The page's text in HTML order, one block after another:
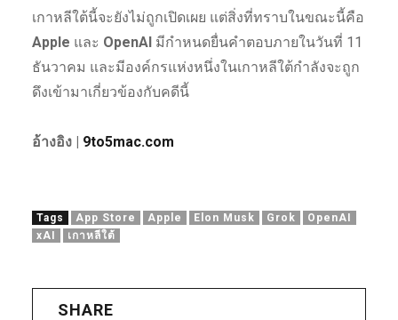
เกาหลีใต้นี้จะยังไม่ถูกเปิดเผย แต่สิ่งที่ทราบในขณะนี้คือ
Apple และ OpenAIมีกำหนดยื่นคำตอบภายในวันที่ 11
ธันวาคม และมีองค์กรแห่งหนึ่งในเกาหลีใต้กำลังจะถูก
ดึงเข้ามาเกี่ยวข้องกับคดีนี้
อ้างอิง | 9to5mac.com
Tags App Store Apple Elon Musk Grok
OpenAI
xAI
เกาหลีใต้
SHARE